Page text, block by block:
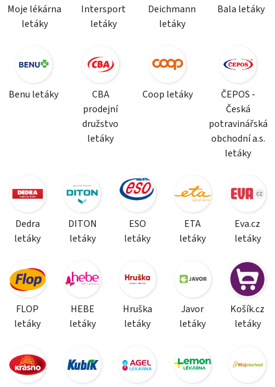
Moje lékárna
letáky
Intersport
letáky
Deichmann
letáky
Bala letáky
Benu letáky
CBA
prodejní
družstvo
letáky
Coop letáky
ČEPOS -
Česká
potravinářská
obchodní a.s.
letáky
Dedra
letáky
DITON
letáky
ESO
letáky
ETA
letáky
Eva.cz
letáky
FLOP
letáky
HEBE
letáky
Hruška
letáky
Javor
letáky
Košík.cz
letáky